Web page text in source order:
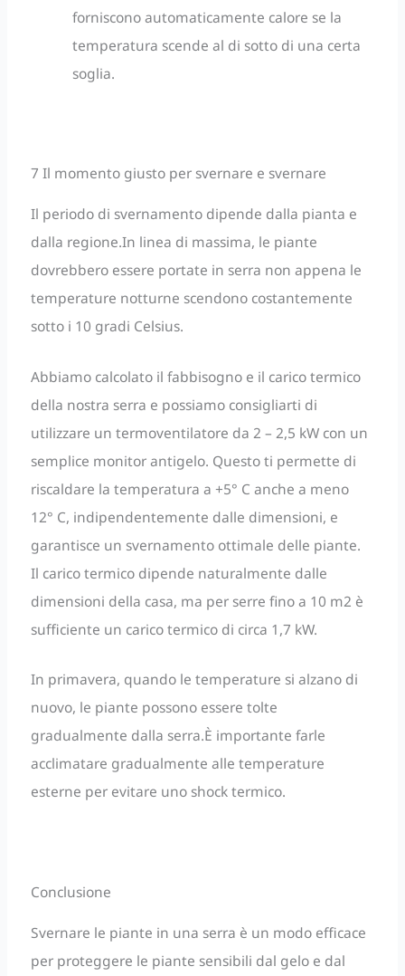
forniscono automaticamente calore se la
temperatura scende al di sotto di una certa
soglia.
7 Il momento giusto per svernare e svernare
Il periodo di svernamento dipende dalla pianta e
dalla regione.In linea di massima, le piante
dovrebbero essere portate in serra non appena le
temperature notturne scendono costantemente
sotto i 10 gradi Celsius.
Abbiamo calcolato il fabbisogno e il carico termico
della nostra serra e possiamo consigliarti di
utilizzare un termoventilatore da 2 – 2,5 kW con un
semplice monitor antigelo. Questo ti permette di
riscaldare la temperatura a +5° C anche a meno
12° C, indipendentemente dalle dimensioni, e
garantisce un svernamento ottimale delle piante.
Il carico termico dipende naturalmente dalle
dimensioni della casa, ma per serre fino a 10 m2 è
sufficiente un carico termico di circa 1,7 kW.
In primavera, quando le temperature si alzano di
nuovo, le piante possono essere tolte
gradualmente dalla serra.È importante farle
acclimatare gradualmente alle temperature
esterne per evitare uno shock termico.
Conclusione
Svernare le piante in una serra è un modo efficace
per proteggere le piante sensibili dal gelo e dal